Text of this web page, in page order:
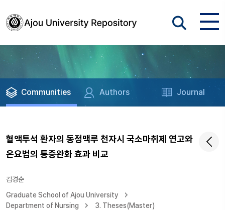
Communities Authors Journal
혈액투석 환자의 동정맥루 천자시 국소마취제 연고와
온요법의 통증완화 효과 비교
김경순
Graduate School of Ajou University
Department of Nursing
3. Theses(Master)